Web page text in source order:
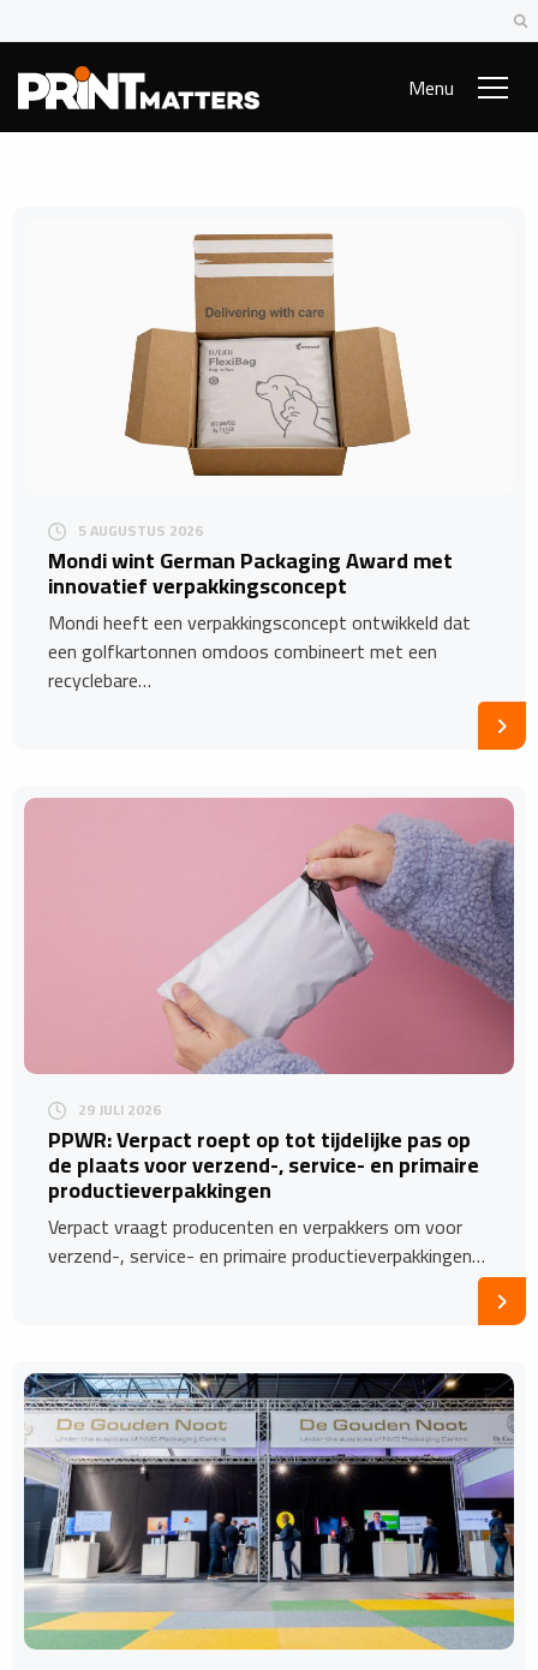
Menu
5 AUGUSTUS 2026
Mondi wint German Packaging Award met
innovatief verpakkingsconcept
Mondi heeft een verpakkingsconcept ontwikkeld dat
een golfkartonnen omdoos combineert met een
recyclebare…
29 JULI 2026
PPWR: Verpact roept op tot tijdelijke pas op
de plaats voor verzend-, service- en primaire
productieverpakkingen
Verpact vraagt producenten en verpakkers om voor
verzend-, service- en primaire productieverpakkingen…